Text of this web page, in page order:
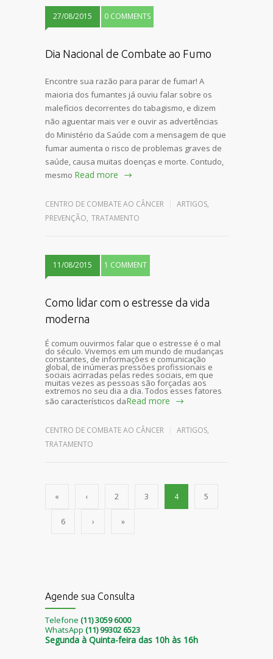
27/08/2015 0 COMMENTS
Dia Nacional de Combate ao Fumo
Encontre sua razão para parar de fumar! A
maioria dos fumantes já ouviu falar sobre os
malefícios decorrentes do tabagismo, e dizem
não aguentar mais ver e ouvir as advertências
do Ministério da Saúde com a mensagem de que
fumar aumenta o risco de problemas graves de
saúde, causa muitas doenças e morte. Contudo,
mesmo Read more
CENTRO DE COMBATE AO CÂNCER ARTIGOS,
PREVENÇÃO, TRATAMENTO
11/08/2015 1 COMMENT
Como lidar com o estresse da vida
moderna
É comum ouvirmos falar que o estresse é o mal
do século. Vivemos em um mundo de mudanças
constantes, de informações e comunicação
global, de inúmeras pressões profissionais e
sociais acirradas pelas redes sociais, em que
muitas vezes as pessoas são forçadas aos
extremos no seu dia a dia. Todos esses fatores
são característicos daRead more
CENTRO DE COMBATE AO CÂNCER ARTIGOS,
TRATAMENTO
« ‹ 2 3 4 5
6 › »
Agende sua Consulta
Telefone (11) 3059 6000
WhatsApp (11) 99302 6523
Segunda à Quinta-feira das 10h às 16h